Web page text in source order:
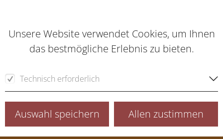
Unsere Website verwendet Cookies, um Ihnen
das bestmögliche Erlebnis zu bieten.
Technisch erforderlich
Für die Funktion der Webseite erforderliche Cookies
Sitzung (Session)
Auswahl speichern Allen zustimmen